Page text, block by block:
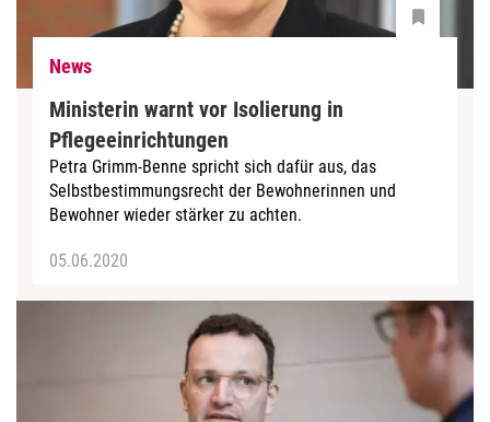
News
Ministerin warnt vor Isolierung in
Pflegeeinrichtungen
Petra Grimm-Benne spricht sich dafür aus, das
Selbstbestimmungsrecht der Bewohnerinnen und
Bewohner wieder stärker zu achten.
05.06.2020